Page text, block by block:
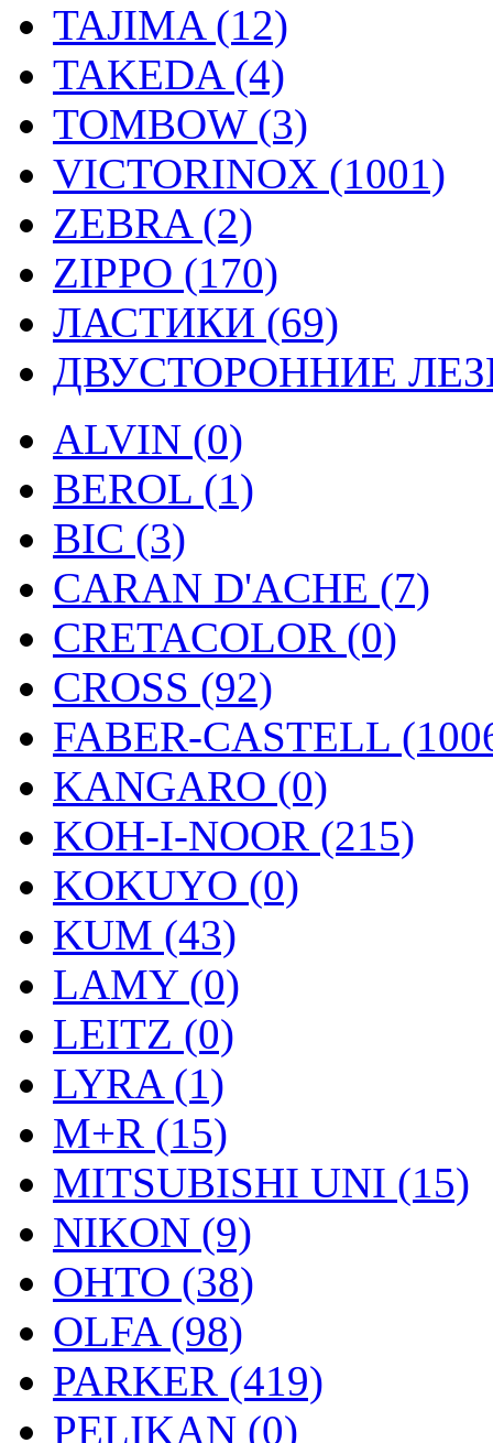
TAJIMA (12)
TAKEDA (4)
TOMBOW (3)
VICTORINOX (1001)
ZEBRA (2)
ZIPPO (170)
ЛАСТИКИ (69)
ДВУСТОРОННИЕ
ALVIN (0)
BEROL (1)
BIC (3)
CARAN D'ACHE (7)
CRETACOLOR (0)
CROSS (92)
FABER-CASTELL
KANGARO (0)
KOH-I-NOOR (215)
KOKUYO (0)
KUM (43)
LAMY (0)
LEITZ (0)
LYRA (1)
M+R (15)
MITSUBISHI UNI (15)
NIKON (9)
OHTO (38)
OLFA (98)
PARKER (419)
PELIKAN (0)